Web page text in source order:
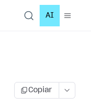
AI
Copiar